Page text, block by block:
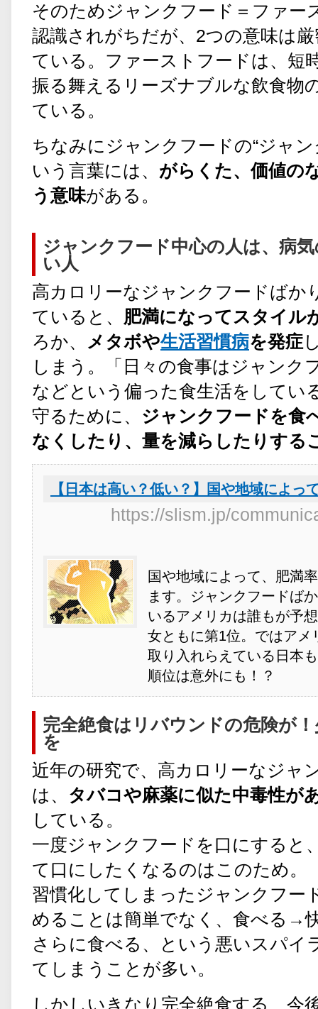
そのためジャンクフード＝ファー
認識されがちだが、2つの意味は
ている。ファーストフードは、短
振る舞えるリーズナブルな飲食物
ている。
ちなみにジャンクフードの“ジャン
いう言葉には、 がらくた、価値の
う意味がある。
ジャンクフード中心の人は、病
い人
高カロリーなジャンクフードばか
ていると、 肥満になってスタイル
ろか、
メタボや生活習慣病を発症
しまう。「日々の食事はジャンク
などという偏った食生活をしてい
守るために、 ジャンクフードを食
なくしたり、量を減らしたりする
【日本は高い？低い？】国や地域によっ
https://slism.jp/
国や地域によって、肥満
ます。ジャンクフードば
いるアメリカは誰もが予
女ともに第1位。ではアメ
取り入れらえている日本
順位は意外にも！？
完全絶食はリバウンドの危険が
を
近年の研究で、高カロリーなジャ
は、 タバコや麻薬に似た中毒性が
している。
一度ジャンクフードを口にすると
て口にしたくなるのはこのため。
習慣化してしまったジャンクフー
めることは簡単でなく、食べる→
さらに食べる、という悪いスパイ
てしまうことが多い。
しかしいきなり完全絶食する、今